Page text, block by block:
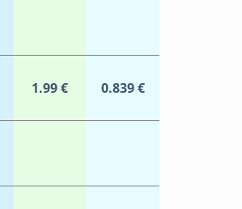
1.99 € 0.839 €